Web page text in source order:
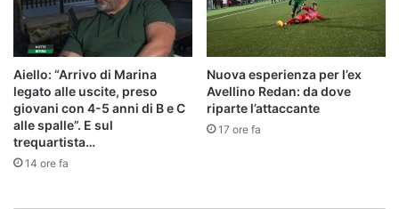
Aiello: “Arrivo di Marina
legato alle uscite, preso
giovani con 4-5 anni di B e C
alle spalle”. E sul
trequartista…
14 ore fa
Nuova esperienza per l’ex
Avellino Redan: da dove
riparte l’attaccante
17 ore fa